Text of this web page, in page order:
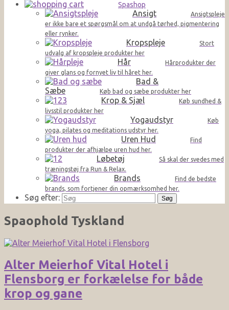
Spashop
Ansigt
Ansigtspleje
er ikke bare et spørgsmål om at undgå tørhed, pigmentering
eller rynker.
Kropspleje
Stort
udvalg af kropspleje produkter her
Hår
Hårprodukter der
giver glans og fornyet liv til håret her.
Bad &
Sæbe
Køb bad og sæbe produkter her
Krop & Sjæl
Køb sundhed &
livsstil produkter her
Yogaudstyr
Køb
yoga, pilates og meditations udstyr her.
Uren Hud
Find
produkter der afhjælpe uren hud her.
Løbetøj
Så skal der svedes med
træningstøj fra Run & Relax.
Brands
Find de bedste
brands, som fortjener din opmærksomhed her.
Søg efter:
Spaophold Tyskland
Alter Meierhof Vital Hotel i
Flensborg er forkælelse for både
krop og gane